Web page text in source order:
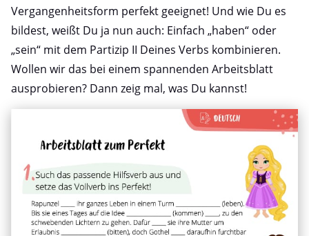
Vergangenheitsform perfekt geeignet! Und wie Du es
bildest, weißt Du ja nun auch: Einfach „haben“ oder
„sein“ mit dem Partizip II Deines Verbs kombinieren.
Wollen wir das bei einem spannenden Arbeitsblatt
ausprobieren? Dann zeig mal, was Du kannst!